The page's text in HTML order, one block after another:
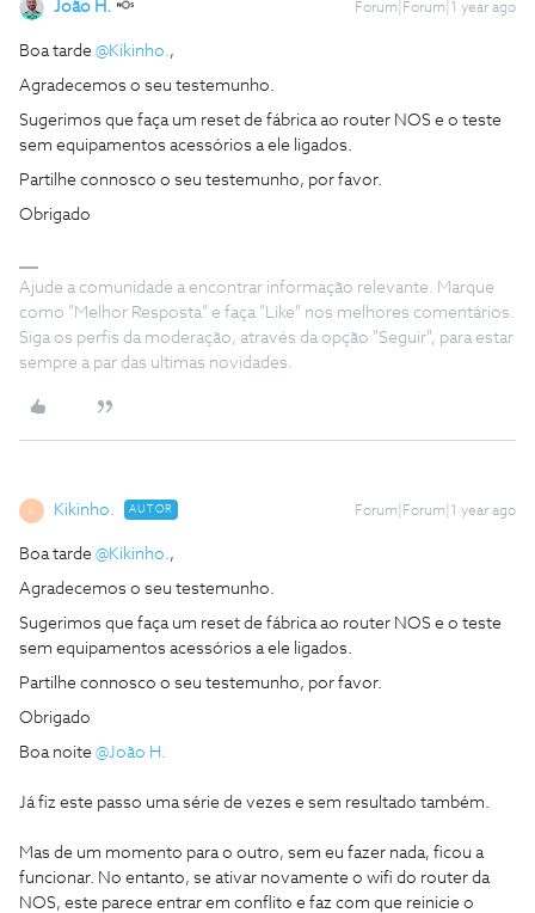
João H. Forum|Forum|1 year ago
Boa tarde @Kikinho.,
Agradecemos o seu testemunho.
Sugerimos que faça um reset de fábrica ao router NOS e o teste
sem equipamentos acessórios a ele ligados.
Partilhe connosco o seu testemunho, por favor.
Obrigado
Ajude a comunidade a encontrar informação relevante. Marque
como "Melhor Resposta" e faça "Like" nos melhores comentários.
Siga os perfis da moderação, através da opção "Seguir", para estar
sempre a par das ultimas novidades.
K Kikinho. AUTOR Forum|Forum|1 year ago
Boa tarde @Kikinho.,
Agradecemos o seu testemunho.
Sugerimos que faça um reset de fábrica ao router NOS e o teste
sem equipamentos acessórios a ele ligados.
Partilhe connosco o seu testemunho, por favor.
Obrigado
Boa noite @João H.
Já fiz este passo uma série de vezes e sem resultado também.
Mas de um momento para o outro, sem eu fazer nada, ficou a
funcionar. No entanto, se ativar novamente o wifi do router da
NOS, este parece entrar em conflito e faz com que reinicie o